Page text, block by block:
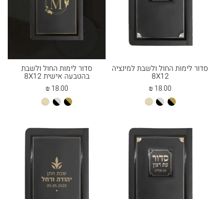
סדור לימות החול ולשבת למינציה
8X12
18.00
₪
שחורשחורשמנת
סדור לימות החול ולשבת
בהטבעה אישית 8X12
18.00
₪
שחורשחורשמנת